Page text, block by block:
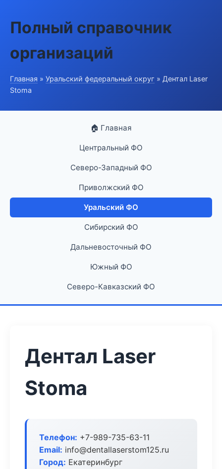
Полный справочник
организаций
Главная » Уральский федеральный округ » Дентал Laser
Stoma
🏠 Главная
Центральный ФО
Северо-Западный ФО
Приволжский ФО
Уральский ФО
Сибирский ФО
Дальневосточный ФО
Южный ФО
Северо-Кавказский ФО
Дентал Laser
Stoma
Телефон: +7-989-735-63-11
Email: info@dentallaserstom125.ru
Город: Екатеринбург